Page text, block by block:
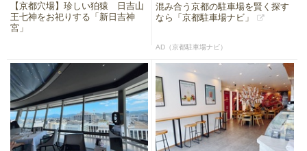
【京都穴場】珍しい狛猿 日吉山
王七神をお祀りする「新日吉神
宮」
混み合う京都の駐車場を賢く探す
なら「京都駐車場ナビ」
AD（京都駐車場ナビ）